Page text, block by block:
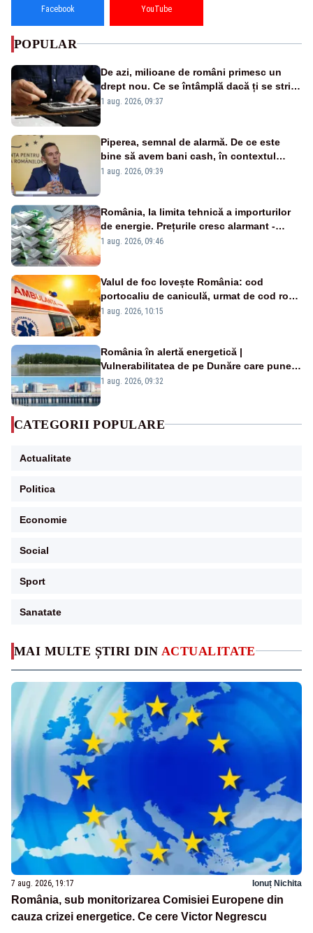
MAI MULTE ȘTIRI DIN ACTUALITATE
7 aug. 2026, 19:17 Ionuț Nichita
România, sub monitorizarea Comisiei Europene din
cauza crizei energetice. Ce cere Victor Negrescu
Facebook YouTube
POPULAR
De azi, milioane de români primesc un
drept nou. Ce se întâmplă dacă ți se strică
un produs
1 aug. 2026, 09:37
Piperea, semnal de alarmă. De ce este
bine să avem bani cash, în contextul
alertei energetice?
1 aug. 2026, 09:39
România, la limita tehnică a importurilor
de energie. Prețurile cresc alarmant -
Analiză Realitatea Plus
1 aug. 2026, 09:46
Valul de foc lovește România: cod
portocaliu de caniculă, urmat de cod roșu
duminică. Temperaturile urcă spre 40°C
1 aug. 2026, 10:15
România în alertă energetică |
Vulnerabilitatea de pe Dunăre care pune
în pericol Centrala Cernavodă era
1 aug. 2026, 09:32
CATEGORII POPULARE
Actualitate
Politica
Economie
Social
Sport
Sanatate